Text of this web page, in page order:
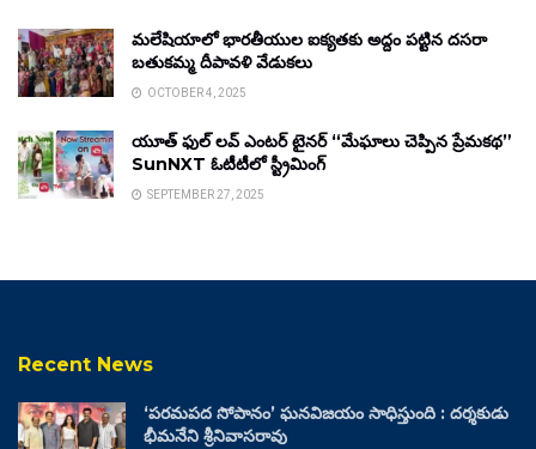
మలేషియాలో భారతీయుల ఐక్యతకు అద్దం పట్టిన దసరా
బతుకమ్మ దీపావళి వేడుకలు
OCTOBER 4, 2025
యూత్ ఫుల్ లవ్ ఎంటర్ టైనర్ “మేఘాలు చెప్పిన ప్రేమకథ”
SunNXT ఓటీటీలో స్ట్రీమింగ్
SEPTEMBER 27, 2025
Recent News
‘పరమపద సోపానం’ ఘనవిజయం సాధిస్తుంది : దర్శకుడు
భీమనేని శ్రీనివాసరావు